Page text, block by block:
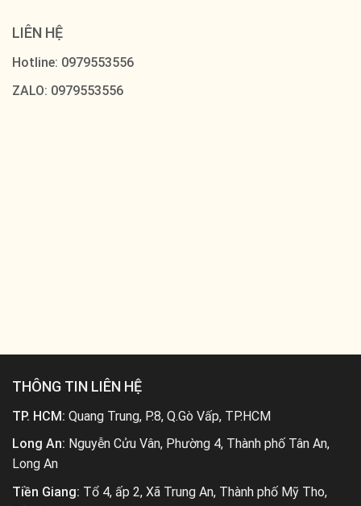
LIÊN HỆ
Hotline: 0979553556
ZALO: 0979553556
THÔNG TIN LIÊN HỆ
TP. HCM: Quang Trung, P.8, Q.Gò Vấp, TP.HCM
Long An: Nguyễn Cửu Vân, Phường 4, Thành phố Tân An,
Long An
Tiền Giang: Tổ 4, ấp 2, Xã Trung An, Thành phố Mỹ Tho,